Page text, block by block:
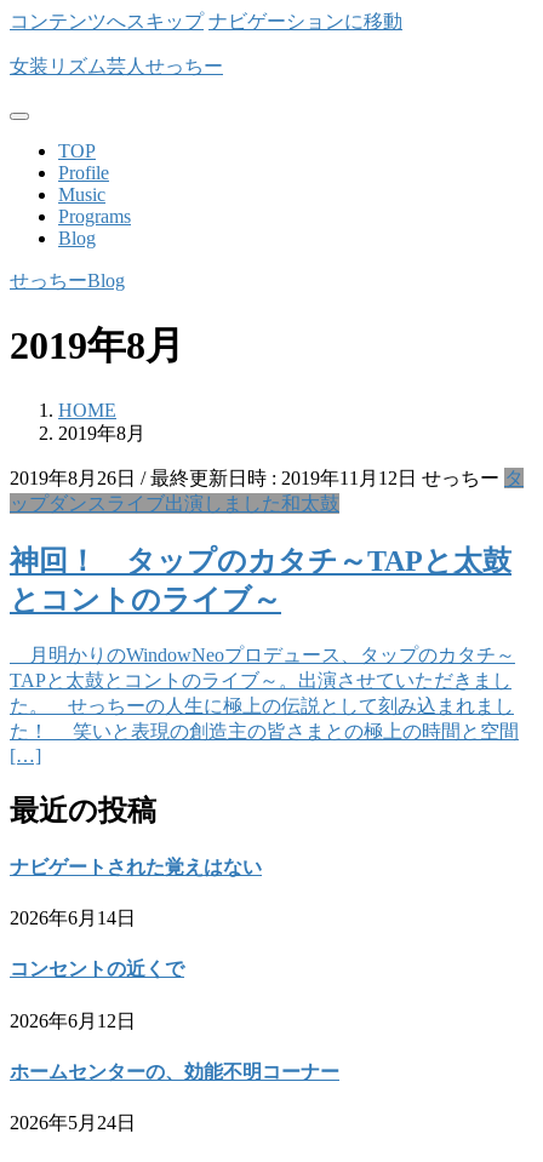
コンテンツへスキップ ナビゲーションに移動
女装リズム芸人せっちー
TOP
Profile
Music
Programs
Blog
せっちーBlog
2019年8月
HOME
2019年8月
2019年8月26日 / 最終更新日時 : 2019年11月12日 せっちー タ
ップダンス ライブ出演しました和太鼓
神回！ タップのカタチ～TAPと太鼓
とコントのライブ～
月明かりのWindowNeoプロデュース、タップのカタチ～
TAPと太鼓とコントのライブ～。出演させていただきまし
た。 せっちーの人生に極上の伝説として刻み込まれまし
た！ 笑いと表現の創造主の皆さまとの極上の時間と空間
[…]
最近の投稿
ナビゲートされた覚えはない
2026年6月14日
コンセントの近くで
2026年6月12日
ホームセンターの、効能不明コーナー
2026年5月24日